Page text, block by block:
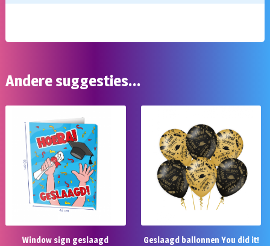
Andere suggesties…
Window sign geslaagd Geslaagd ballonnen You did it!